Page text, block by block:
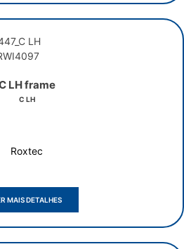
LH frame
C LH
Roxtec
MAIS DETALHES